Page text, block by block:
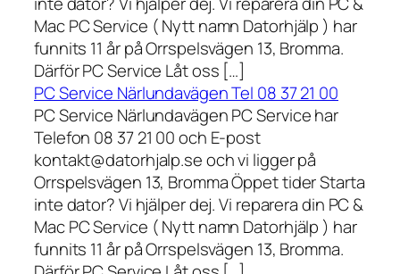
Mac PC Service ( Nytt namn Datorhjälp ) har
funnits 11 år på Orrspelsvägen 13, Bromma.
Därför PC Service Låt oss […]
PC Service Närlundavägen Tel 08 37 21 00
PC Service Närlundavägen PC Service har
Telefon 08 37 21 00 och E-post
kontakt@datorhjalp.se och vi ligger på
Orrspelsvägen 13, Bromma Öppet tider Starta
inte dator? Vi hjälper dej. Vi reparera din PC &
Mac PC Service ( Nytt namn Datorhjälp ) har
funnits 11 år på Orrspelsvägen 13, Bromma.